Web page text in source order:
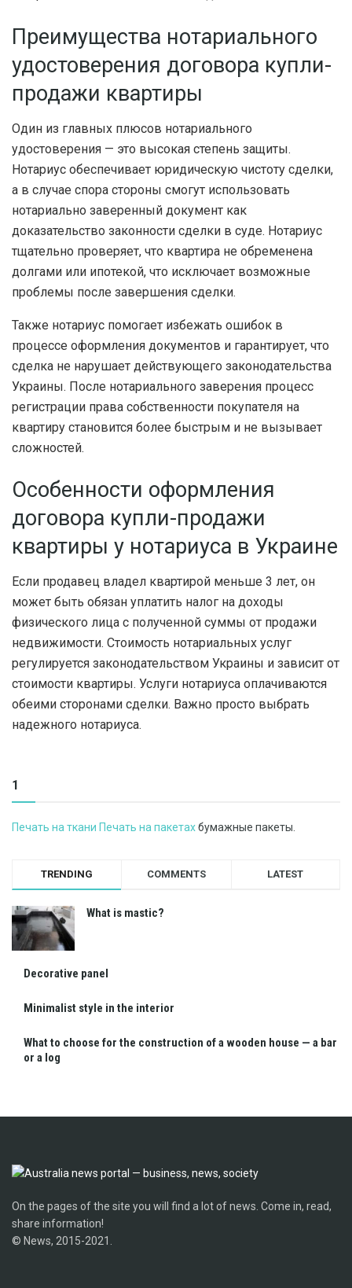
Преимущества нотариального
удостоверения договора купли-
продажи квартиры
Один из главных плюсов нотариального
удостоверения — это высокая степень защиты.
Нотариус обеспечивает юридическую чистоту сделки,
а в случае спора стороны смогут использовать
нотариально заверенный документ как
доказательство законности сделки в суде. Нотариус
тщательно проверяет, что квартира не обременена
долгами или ипотекой, что исключает возможные
проблемы после завершения сделки.
Также нотариус помогает избежать ошибок в
процессе оформления документов и гарантирует, что
сделка не нарушает действующего законодательства
Украины. После нотариального заверения процесс
регистрации права собственности покупателя на
квартиру становится более быстрым и не вызывает
сложностей.
Особенности оформления
договора купли-продажи
квартиры у нотариуса в Украине
Если продавец владел квартирой меньше 3 лет, он
может быть обязан уплатить налог на доходы
физического лица с полученной суммы от продажи
недвижимости. Стоимость нотариальных услуг
регулируется законодательством Украины и зависит от
стоимости квартиры. Услуги нотариуса оплачиваются
обеими сторонами сделки. Важно просто выбрать
надежного нотариуса.
1
Печать на ткани Печать на пакетахбумажные пакеты.
TRENDING COMMENTS LATEST
What is mastic?
Decorative panel
Minimalist style in the interior
What to choose for the construction of a wooden house — a bar
or a log
On the pages of the site you will find a lot of news. Come in, read,
share information!
© News, 2015-2021.